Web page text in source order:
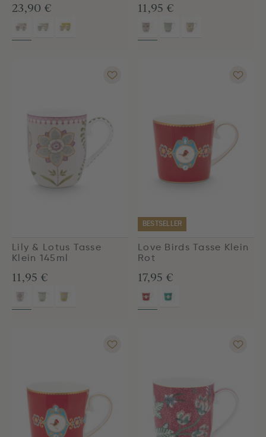
23,90 € 11,95 €
Lily & Lotus Tasse
Klein 145ml
11,95 €
BESTSELLER
Love Birds Tasse Klein
Rot
17,95 €